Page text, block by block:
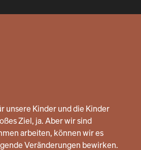
unsere Kinder und die Kinder
Ziel, ja. Aber wir sind
arbeiten, können wir es
Veränderungen bewirken.